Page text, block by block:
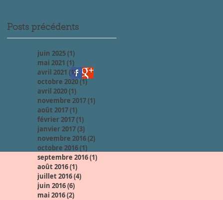
Posts précédents
juin 2025(1)
mai 2021 (1)
avril 2021 (1)1 post
octobre 2020(1)1 post
avril 2020(1)
novembre 2017(1)
août 2017(1)
février 2017(1)
janvier 2017(3)
novembre 2016(2)
octobre 2016(1)
septembre 2016(1)
août 2016(1)
juillet 2016(4)
juin 2016(6)
mai 2016(2)